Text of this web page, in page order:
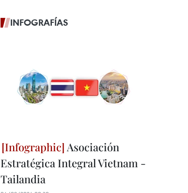
INFOGRAFÍAS
Asociación
Estratégica Integral Vietnam -
Tailandia